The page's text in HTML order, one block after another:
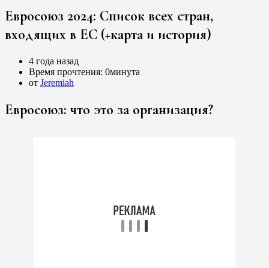
Евросоюз 2024: Список всех стран,
входящих в ЕС (+карта и история)
4 года назад
Время прочтения: 0минута
от Jeremiah
Евросоюз: что это за организация?